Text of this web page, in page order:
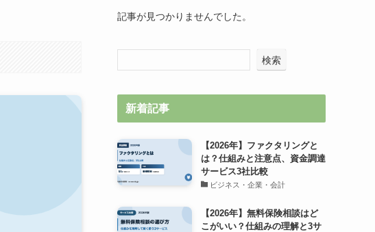
記事が見つかりませんでした。
検索
新着記事
【2026年】ファクタリングと
は？仕組みと注意点、資金調達
サービス3社比較
ビジネス・企業・会計
【2026年】無料保険相談はど
こがいい？仕組みの理解と3サ